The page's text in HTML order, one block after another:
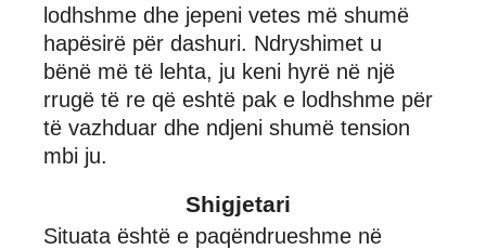
lodhshme dhe jepeni vetes më shumë
hapësirë për dashuri. Ndryshimet u
bënë më të lehta, ju keni hyrë në një
rrugë të re që eshtë pak e lodhshme për
të vazhduar dhe ndjeni shumë tension
mbi ju.
Shigjetari
Situata është e paqëndrueshme në